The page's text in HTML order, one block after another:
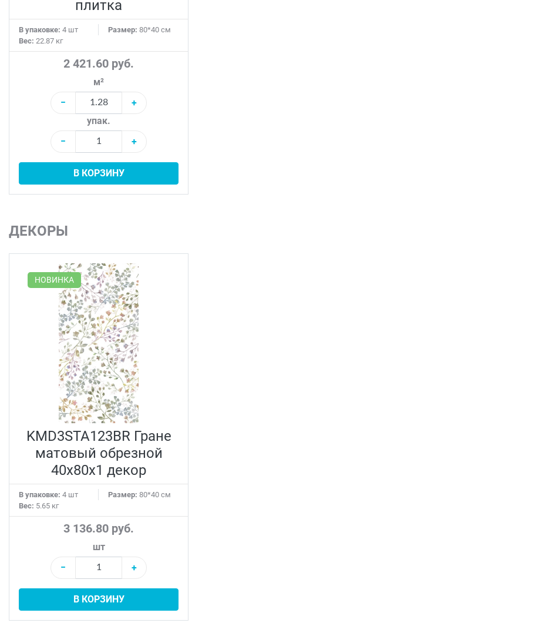
плитка
В упаковке: 4 шт Размер: 80*40 см
Вес: 22.87 кг
2 421.60 руб.
м²
−
+
упак.
−
+
В КОРЗИНУ
ДЕКОРЫ
НОВИНКА
KMD3STA123BR Гране
матовый обрезной
40x80x1 декор
В упаковке: 4 шт Размер: 80*40 см
Вес: 5.65 кг
3 136.80 руб.
шт
−
+
В КОРЗИНУ